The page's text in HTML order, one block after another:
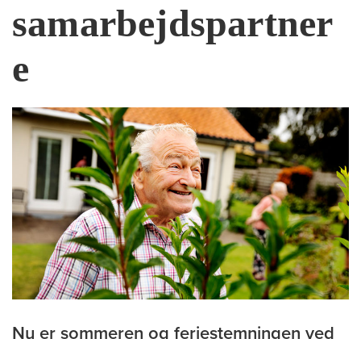
samarbejdspartner
e
Nu er sommeren og feriestemningen ved